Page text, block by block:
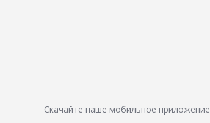
Скачайте наше мобильное приложение